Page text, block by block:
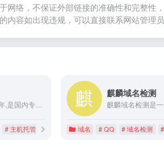
网络，不保证外部链接的准确性和完整性
内容如出现违规，可以直接联系网站管理
# 主机托管租用
麒麟域名检测
域名 # QQ # 域名检测